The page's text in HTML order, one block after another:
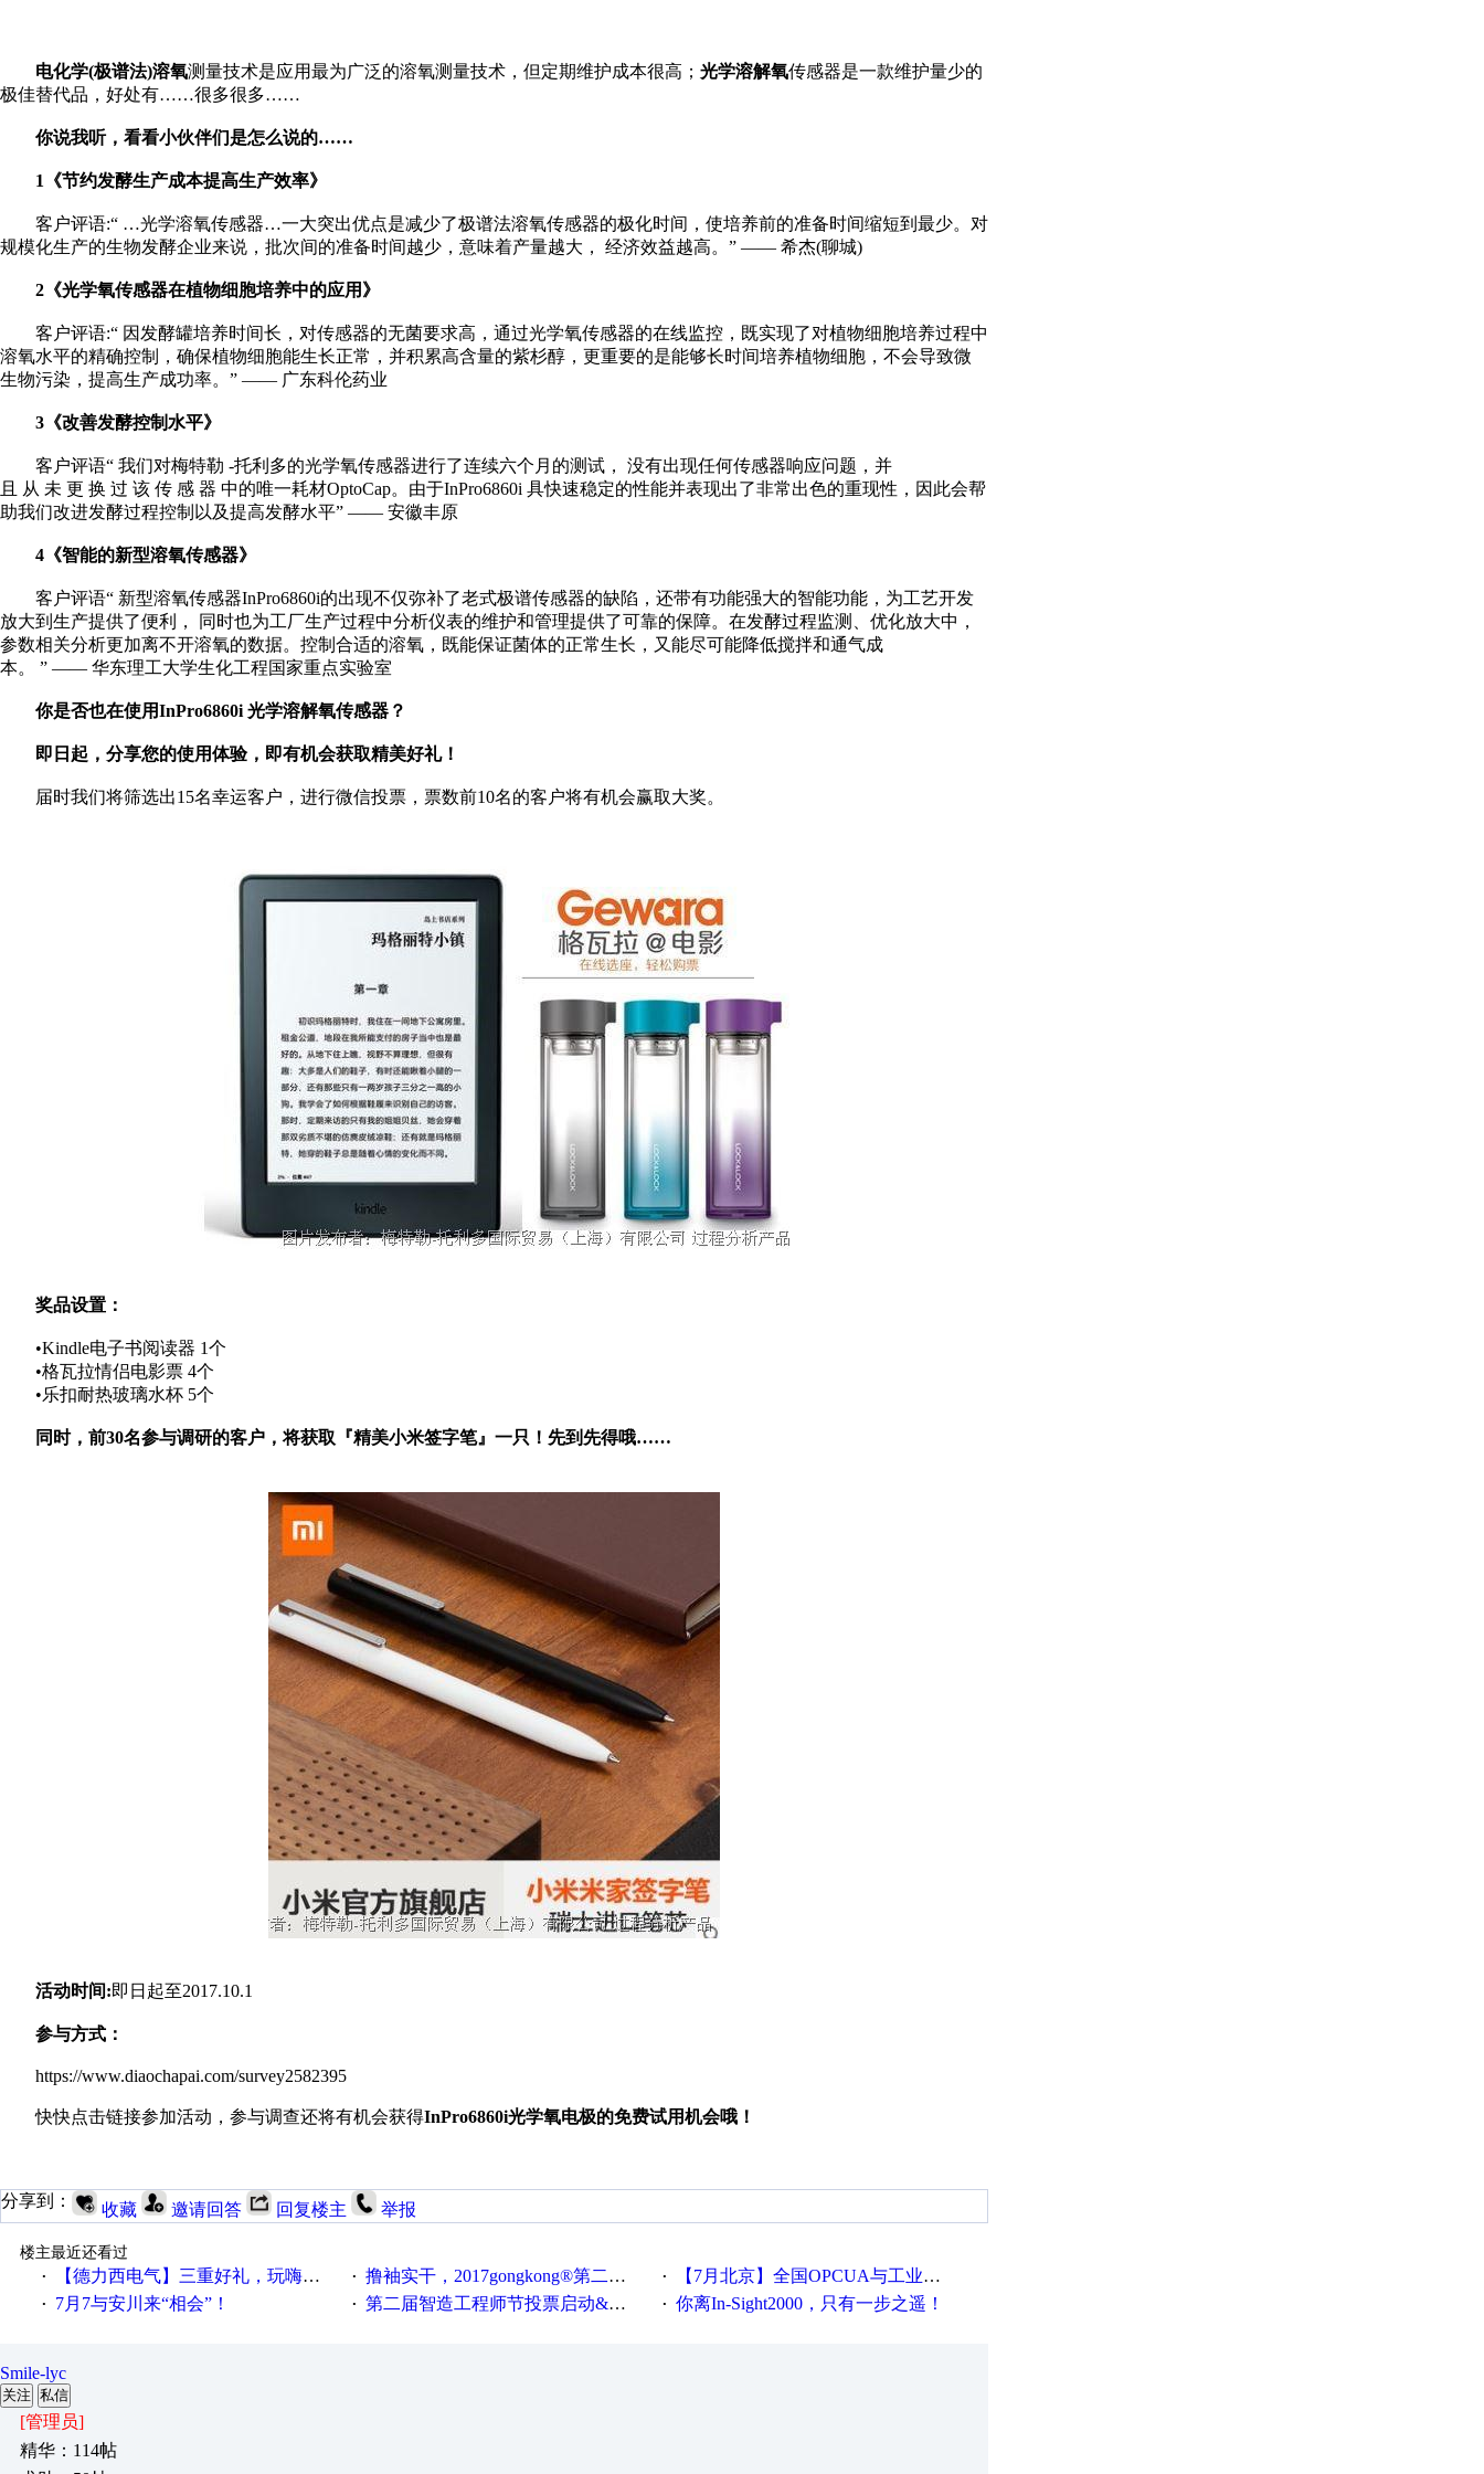
电化学(极谱法)溶氧测量技术是应用最为广泛的溶氧测量技术，但定期维护成本很高； 光学溶解氧传感器是一款维护量少的
极佳替代品，好处有……很多很多……
你说我听，看看小伙伴们是怎么说的……
1《节约发酵生产成本提高生产效率》
客户评语:“ …光学溶氧传感器…一大突出优点是减少了极谱法溶氧传感器的极化时间，使培养前的准备时间缩短到最少。对
规模化生产的生物发酵企业来说，批次间的准备时间越少，意味着产量越大， 经济效益越高。” —— 希杰(聊城)
2《光学氧传感器在植物细胞培养中的应用》
客户评语:“ 因发酵罐培养时间长，对传感器的无菌要求高，通过光学氧传感器的在线监控，既实现了对植物细胞培养过程中
溶氧水平的精确控制，确保植物细胞能生长正常，并积累高含量的紫杉醇，更重要的是能够长时间培养植物细胞，不会导致微
生物污染，提高生产成功率。” —— 广东科伦药业
3《改善发酵控制水平》
客户评语“ 我们对梅特勒 -托利多的光学氧传感器进行了连续六个月的测试， 没有出现任何传感器响应问题，并
且 从 未 更 换 过 该 传 感 器 中的唯一耗材OptoCap。由于InPro6860i 具快速稳定的性能并表现出了非常出色的重现性，因此会帮
助我们改进发酵过程控制以及提高发酵水平” —— 安徽丰原
4《智能的新型溶氧传感器》
客户评语“ 新型溶氧传感器InPro6860i的出现不仅弥补了老式极谱传感器的缺陷，还带有功能强大的智能功能，为工艺开发
放大到生产提供了便利， 同时也为工厂生产过程中分析仪表的维护和管理提供了可靠的保障。在发酵过程监测、优化放大中，
参数相关分析更加离不开溶氧的数据。控制合适的溶氧，既能保证菌体的正常生长，又能尽可能降低搅拌和通气成
本。 ” —— 华东理工大学生化工程国家重点实验室
你是否也在使用InPro6860i 光学溶解氧传感器？
即日起，分享您的使用体验，即有机会获取精美好礼！
届时我们将筛选出15名幸运客户，进行微信投票，票数前10名的客户将有机会赢取大奖。
奖品设置：
•Kindle电子书阅读器 1个
•格瓦拉情侣电影票 4个
•乐扣耐热玻璃水杯 5个
同时，前30名参与调研的客户，将获取『精美小米签字笔』一只！先到先得哦……
活动时间:即日起至2017.10.1
参与方式：
https://www.diaochapai.com/survey2582395
快快点击链接参加活动，参与调查还将有机会获得InPro6860i光学氧电极的免费试用机会哦！
分享到： 收藏 邀请回答 回复楼主 举报
楼主最近还看过
·
【德力西电气】三重好礼，玩嗨夏日！ · 撸袖实干，2017gongkong®第二届智造工程师节正式起航！ · 【7月北京】全国OPCUA与工业互联技术培训班通知！
· 7月7与安川来“相会”！ · 第二届智造工程师节投票启动&周周有礼！ · 你离In-Sight2000，只有一步之遥！
Smile-lyc
关注 私信
[管理员]
精华：114帖